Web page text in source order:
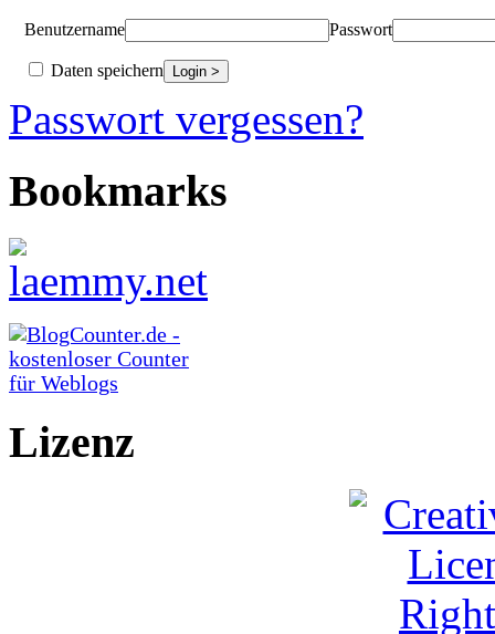
Benutzername Passwort
Daten speichern
Passwort vergessen?
Bookmarks
Lizenz